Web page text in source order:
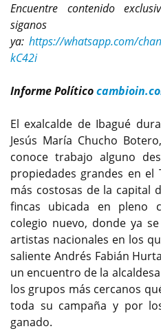
Encuentre contenido
siganos
ya: https://whatsapp.com/
kC42i
Informe Político
El exalcalde de Ibagué
Jesús María Chucho
conoce trabajo alguno
propiedades grandes en el
más costosas de la capital
fincas ubicada en pleno
colegio nuevo, donde ya
artistas nacionales en los
saliente Andrés Fabián
un encuentro de la
los grupos más cercanos
toda su campaña y por
ganado.